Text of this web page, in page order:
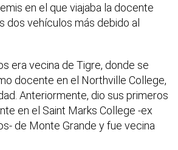
en el que viajaba la docente
dos vehículos más debido al
era vecina de Tigre, donde se
docente en el Northville College,
Anteriormente, dio sus primeros
en el Saint Marks College -ex
de Monte Grande y fue vecina